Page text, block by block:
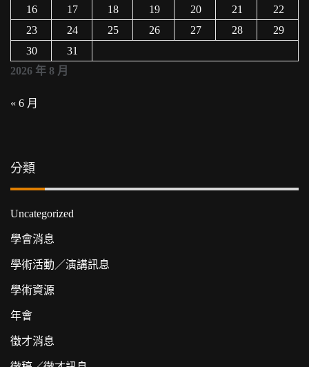
2026 年 8 月
16
17 18 19 20 21
22
23
24 25 26 27 28
29
30
31
« 6 月
分類
Uncategorized
學會消息
學術活動／演講訊息
學術資源
年會
徵才消息